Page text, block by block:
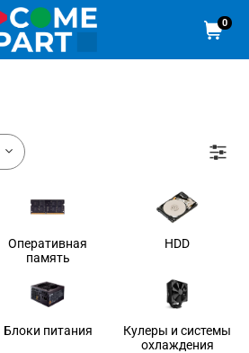
0
Оперативная
память
HDD
Блоки питания
Кулеры и системы
охлаждения